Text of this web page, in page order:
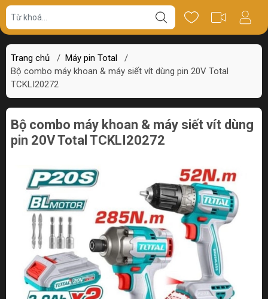
Trang chủ / Máy pin Total
/
Bộ combo máy khoan & máy siết vít dùng pin 20V Total
TCKLI20272
Giá bán Thông số Review
Bộ combo máy khoan & máy siết vít dùng
pin 20V Total TCKLI20272